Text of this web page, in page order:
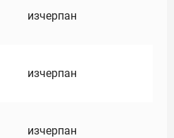
изчерпан
изчерпан
изчерпан